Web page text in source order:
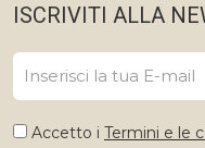
ISCRIVITI ALLA
Accetto i Termini e le